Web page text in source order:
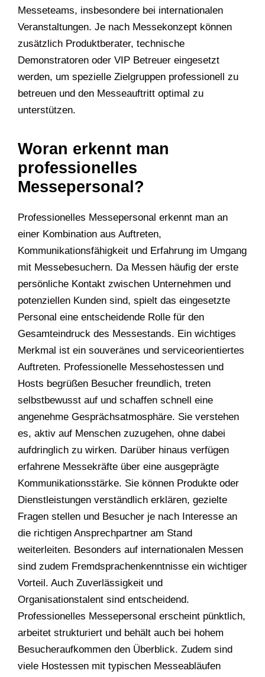
Messeteams, insbesondere bei internationalen
Veranstaltungen. Je nach Messekonzept können
zusätzlich Produktberater, technische
Demonstratoren oder VIP Betreuer eingesetzt
werden, um spezielle Zielgruppen professionell zu
betreuen und den Messeauftritt optimal zu
unterstützen.
Woran erkennt man
professionelles
Messepersonal?
Professionelles Messepersonal erkennt man an
einer Kombination aus Auftreten,
Kommunikationsfähigkeit und Erfahrung im Umgang
mit Messebesuchern. Da Messen häufig der erste
persönliche Kontakt zwischen Unternehmen und
potenziellen Kunden sind, spielt das eingesetzte
Personal eine entscheidende Rolle für den
Gesamteindruck des Messestands. Ein wichtiges
Merkmal ist ein souveränes und serviceorientiertes
Auftreten. Professionelle Messehostessen und
Hosts begrüßen Besucher freundlich, treten
selbstbewusst auf und schaffen schnell eine
angenehme Gesprächsatmosphäre. Sie verstehen
es, aktiv auf Menschen zuzugehen, ohne dabei
aufdringlich zu wirken. Darüber hinaus verfügen
erfahrene Messekräfte über eine ausgeprägte
Kommunikationsstärke. Sie können Produkte oder
Dienstleistungen verständlich erklären, gezielte
Fragen stellen und Besucher je nach Interesse an
die richtigen Ansprechpartner am Stand
weiterleiten. Besonders auf internationalen Messen
sind zudem Fremdsprachenkenntnisse ein wichtiger
Vorteil. Auch Zuverlässigkeit und
Organisationstalent sind entscheidend.
Professionelles Messepersonal erscheint pünktlich,
arbeitet strukturiert und behält auch bei hohem
Besucheraufkommen den Überblick. Zudem sind
viele Hostessen mit typischen Messeabläufen